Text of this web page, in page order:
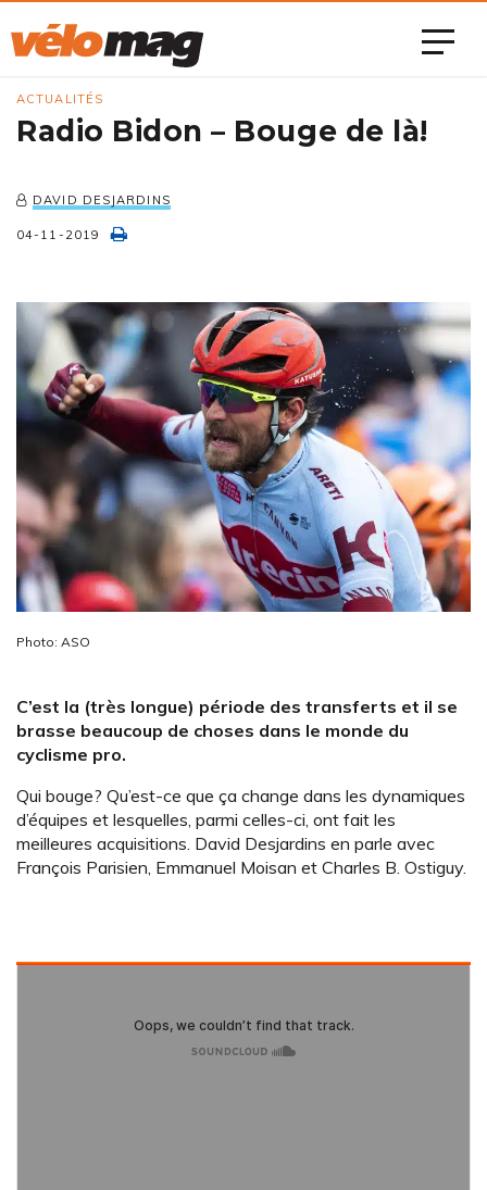
ACTUALITÉS
Radio Bidon – Bouge de là!
DAVID DESJARDINS
04-11-2019
Photo: ASO
C’est la (très longue) période des transferts et il se
brasse beaucoup de choses dans le monde du
cyclisme pro.
Qui bouge? Qu’est-ce que ça change dans les dynamiques
d’équipes et lesquelles, parmi celles-ci, ont fait les
meilleures acquisitions. David Desjardins en parle avec
François Parisien, Emmanuel Moisan et Charles B. Ostiguy.